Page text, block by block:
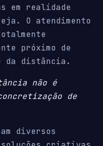
em realidade
O atendimento
próximo de
da distância.
não é
de
diversos